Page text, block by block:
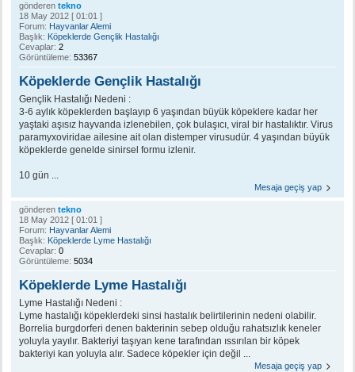
gönderen tekno
18 May 2012 [ 01:01 ]
Forum: Hayvanlar Alemi
Başlık: Köpeklerde Gençlik Hastalığı
Cevaplar: 2
Görüntüleme: 53367
Köpeklerde Gençlik Hastalığı
Gençlik Hastalığı Nedeni :
3-6 aylık köpeklerden başlayıp 6 yaşından büyük köpeklere kadar her
yaştaki aşısız hayvanda izlenebilen, çok bulaşıcı, viral bir hastalıktır. Virus
paramyxoviridae ailesine ait olan distemper virusudür. 4 yaşından büyük
köpeklerde genelde sinirsel formu izlenir.
10 gün ...
Mesaja geçiş yap
gönderen tekno
18 May 2012 [ 01:01 ]
Forum: Hayvanlar Alemi
Başlık: Köpeklerde Lyme Hastalığı
Cevaplar: 0
Görüntüleme: 5034
Köpeklerde Lyme Hastalığı
Lyme Hastalığı Nedeni :
Lyme hastalığı köpeklerdeki sinsi hastalık belirtilerinin nedeni olabilir.
Borrelia burgdorferi denen bakterinin sebep olduğu rahatsızlık keneler
yoluyla yayılır. Bakteriyi taşıyan kene tarafından ıssırılan bir köpek
bakteriyi kan yoluyla alır. Sadece köpekler için değil ...
Mesaja geçiş yap